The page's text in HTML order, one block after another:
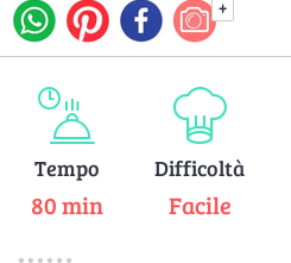
+
Tempo
80 min
Difficoltà
Facile